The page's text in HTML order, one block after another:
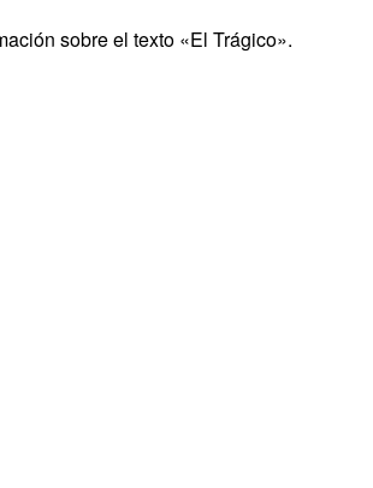
sobre el texto «El Trágico».